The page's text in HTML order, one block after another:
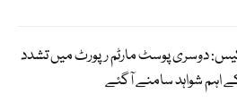
دوسری پوسٹ مارٹم رپورٹ میں تشدد
اہم شواہد سامنے آگئے